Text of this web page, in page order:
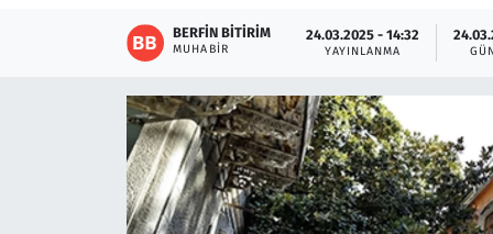
BERFIN BITIRIM
MUHABIR
24.03.2025 - 14:32
YAYINLANMA
Televizyon